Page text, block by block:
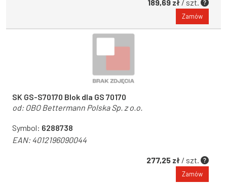
189,69 zł / szt.
Zamów
SK GS-S70170 Blok dla GS 70170
od: OBO Bettermann Polska Sp. z o.o.
Symbol: 6288738
EAN:4012196090044
277,25 zł / szt.
Zamów